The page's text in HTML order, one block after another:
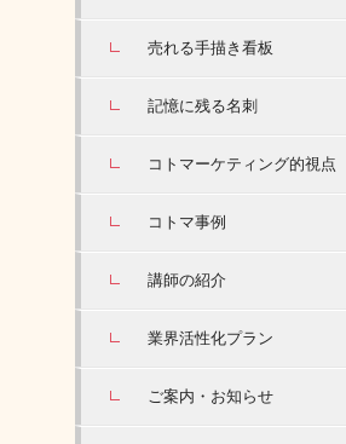
売れる手描き看板
記憶に残る名刺
コトマーケティング的視点
コトマ事例
講師の紹介
業界活性化プラン
ご案内・お知らせ